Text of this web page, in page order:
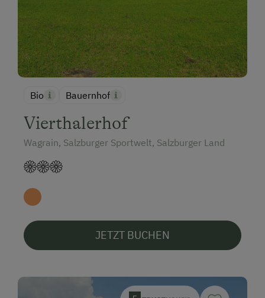
Bio Bauernhof
Vierthalerhof
Wagrain, Salzburger Sportwelt, Salzburger Land
JETZT BUCHEN